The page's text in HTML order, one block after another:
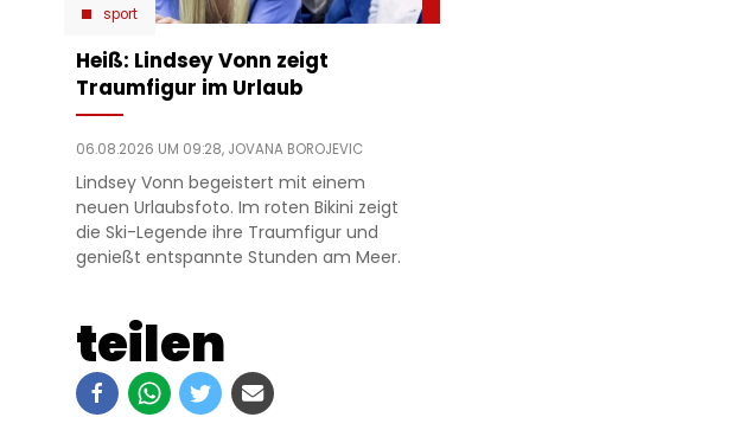
teilen
sport
Heiß: Lindsey Vonn zeigt
Traumfigur im Urlaub
06.08.2026 UM 09:28, JOVANA BOROJEVIC
Lindsey Vonn begeistert mit einem
neuen Urlaubsfoto. Im roten Bikini zeigt
die Ski-Legende ihre Traumfigur und
genießt entspannte Stunden am Meer.